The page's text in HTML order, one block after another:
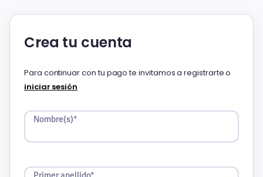
Crea tu cuenta
Para continuar con tu pago te invitamos a registrarte o
iniciar sesión
Nombre(s)*